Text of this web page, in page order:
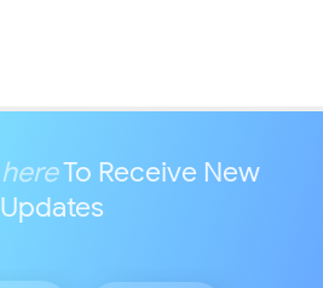
hereTo Receive New
Updates